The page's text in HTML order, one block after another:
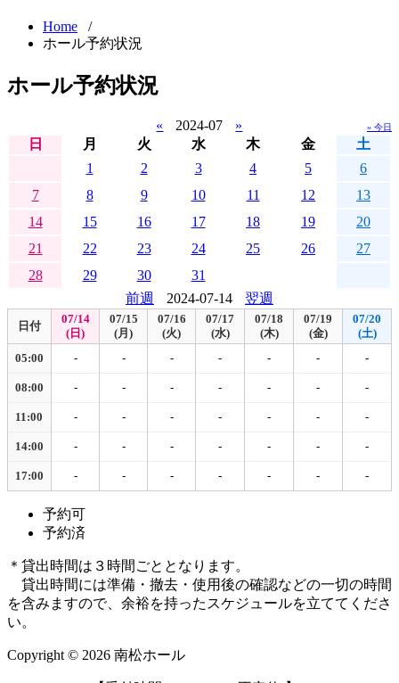
Home /
ホール予約状況
ホール予約状況
« 2024-07 » » 今日
日 月 火 水 木 金
土
1
2 3 4 5
6
7
8 9 10 11 12
13
14
15 16 17 18 19
20
21
22 23 24 25 26
27
28
29 30
31
前週
2024-07-14 翌週
日付
07/14
(日)
07/15
(月)
07/16
(火)
07/17
(水)
07/18
(木)
07/19
(金)
07/20
(土)
05:00
- - - - - - -
08:00 - - - - - - -
11:00 - - - - - - -
14:00 - - - - - - -
17:00 - - - - - - -
予約可
予約済
＊貸出時間は３時間ごととなります。
貸出時間には準備・撤去・使用後の確認などの一切の時間
を含みますので、余裕を持ったスケジュールを立ててくださ
い。
Copyright © 2026 南松ホール